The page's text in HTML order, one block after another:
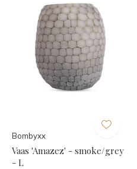
Bombyxx
Vaas 'Amazez' - smoke/grey
- L